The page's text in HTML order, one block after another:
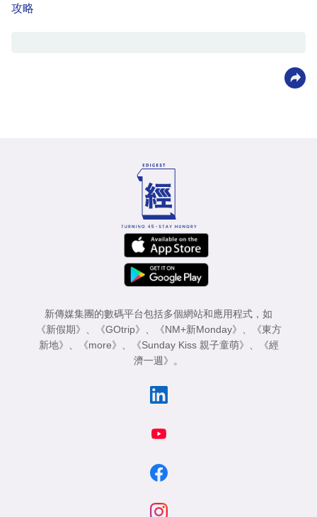
攻略
新傳媒集團的數碼平台包括多個網站和應用程式，如
《新假期》
《GOtrip》 《NM+新Monday》
《東方
新地》
《more》 《Sunday Kiss 親子童萌》
《經
濟一週》
。